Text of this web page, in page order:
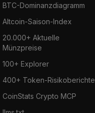
BTC-Dominanzdiagramm
Altcoin-Saison-Index
20.000+ Aktuelle
Münzpreise
100+ Explorer
400+ Token-Risikoberichte
CoinStats Crypto MCP